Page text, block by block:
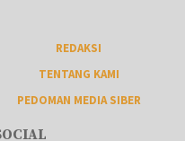
REDAKSI
TENTANG KAMI
PEDOMAN MEDIA SIBER